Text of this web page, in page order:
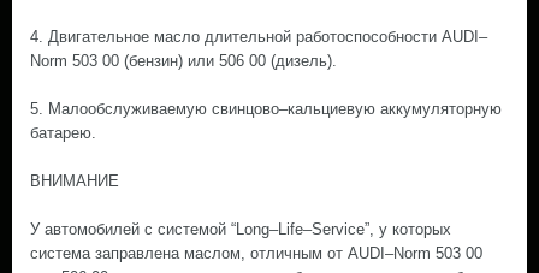
4. Двигательное масло длительной работоспособности AUDI–
Norm 503 00 (бензин) или 506 00 (дизель).
5. Малообслуживаемую свинцово–кальциевую аккумуляторную
батарею.
ВНИМАНИЕ
У автомобилей с системой “Long–Life–Service”, у которых
система заправлена маслом, отличным от AUDI–Norm 503 00